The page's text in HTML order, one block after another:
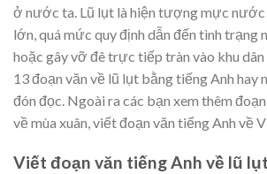
ở nước ta. Lũ lụt là hiện tượng mực nước
lớn, quá mức quy định dẫn đến tình trạng
hoặc gây vỡ đê trực tiếp tràn vào khu dân
13 đoạn văn về lũ lụt bằng tiếng Anh hay
đón đọc. Ngoài ra các bạn xem thêm
về mùa xuân, viết đoạn văn tiếng Anh về
Viết đoạn văn tiếng Anh về lũ